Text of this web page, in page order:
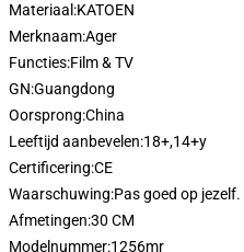
Materiaal:KATOEN
Merknaam:Ager
Functies:Film & TV
GN:Guangdong
Oorsprong:China
Leeftijd aanbevelen:18+,14+y
Certificering:CE
Waarschuwing:Pas goed op jezelf.
Afmetingen:30 CM
Modelnummer:1256mr